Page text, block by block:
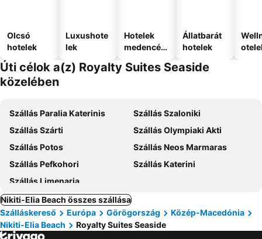
Olcsó
hotelek
Luxushote
lek
Hotelek
medencév
Állatbarát
hotelek
Úti célok a(z) Royalty Suites Seaside
közelében
Szállás Paralia Katerinis
Szállás Szaloniki
Szállás Szárti
Szállás Olympiaki Akti
Szállás Potos
Szállás Neos Marmaras
Szállás Pefkohori
Szállás Katerini
Szállás Limenaria
Nikiti-Elia Beach összes szállása
Szálláskereső
Európa Görögország
Közép-Macedónia
Nikiti-Elia Beach
Royalty Suites Seaside